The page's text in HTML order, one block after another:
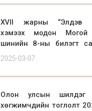
XVII жарны “Элдэв
хэмээх модон Могой
шинийн 8-ны билэгт
Монгол Улсын
нэгдсэн золголт
хүндэтгэл үзүүллээ.
2025-03-07
Олон улсын шилдэг
хөгжимчдийн тоглолт